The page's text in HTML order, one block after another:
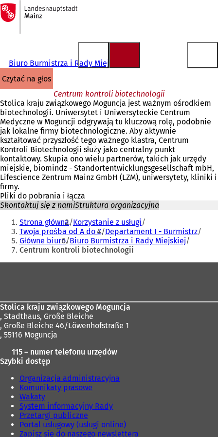
Przejdź do treści
Do
strony
głównej
Biuro Burmistrza i Rady Miejskiej
czytać na głos
Centrum kontroli biotechnologii
Stolica kraju związkowego Moguncja jest ważnym ośrodkiem
biotechnologii. Uniwersytet i Uniwersyteckie Centrum
Medyczne w Moguncji odgrywają tu kluczową rolę, podobnie
jak lokalne firmy biotechnologiczne. Aby aktywnie
kształtować przyszłość tego ważnego klastra, Centrum
Kontroli Biotechnologii służy jako centralny punkt
kontaktowy. Skupia ono wielu partnerów, takich jak urzędy
miejskie, biomindz - Standortentwicklungsgesellschaft mbH,
Lifescience Zentrum Mainz GmbH (LZM), uniwersytety, kliniki i
firmy.
Pliki do pobrania i łącza
Skontaktuj się z namiStruktura organizacyjna
Jesteś
tutaj:
Strona główna Korzystanie z usługi
Twoja prośba od A do Z Departament I - Burmistrz
Główne biuro Biuro Burmistrza i Rady Miejskiej
Centrum kontroli biotechnologii
Stolica kraju związkowego Moguncja
, Stadthaus, Große Bleiche
, Große Bleiche 46/Löwenhofstraße 1
, 55116 Moguncja
115 – numer telefonu urzędów
Szybki dostęp
Organizacja administracyjna
Komunikaty prasowe
Wakaty
System informacyjny Rady
Przetargi publiczne
Portal usługowy (usługi online)
Zapisz się do naszego newslettera